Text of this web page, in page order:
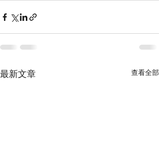
最新文章 查看全部